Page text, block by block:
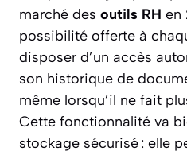
marché des outils RH en
possibilité offerte à
disposer d’un accès
son historique de
même lorsqu’il ne fait
Cette fonctionnalité va
stockage sécurisé : elle